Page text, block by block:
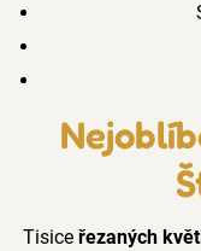
Tisice řezaných